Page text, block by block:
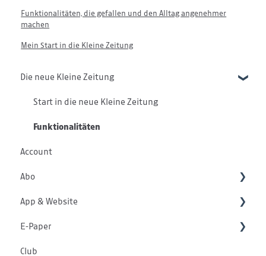
Funktionalitäten, die gefallen und den Alltag angenehmer
machen
Mein Start in die Kleine Zeitung
Die neue Kleine Zeitung
Start in die neue Kleine Zeitung
Funktionalitäten
Account
Abo
Abo
Zahlung
Aboservice
App & Website
App
Website
E-Paper
E-Paper Allgemein
Club